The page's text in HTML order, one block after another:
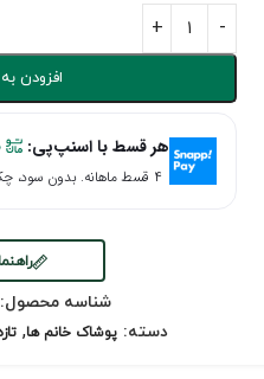
افزودن
هر قسط با اسنپ‌پی:
۴ قسط ماهانه. بدون سود، چک و ضامن.
شناسه محصول:
دسته: پوشاک خانم ها,